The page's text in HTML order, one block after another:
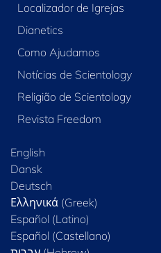
Localizador de Igrejas
Dianetics
Como Ajudamos
Notícias de Scientology
Religião de Scientology
Revista Freedom
English
Dansk
Deutsch
Ελληνικά (Greek)
Español (Latino)
Español (Castellano)